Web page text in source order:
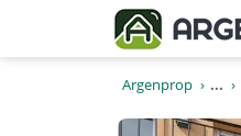
Argenprop ...